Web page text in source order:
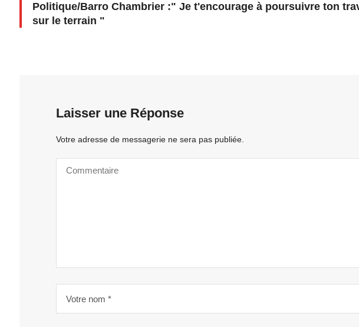
Politique/Barro Chambrier :" Je t'encourage à poursuivre ton
sur le terrain "
Laisser une Réponse
Votre adresse de messagerie ne sera pas publiée.